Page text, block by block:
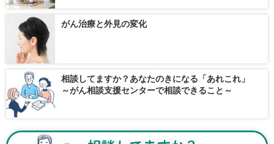
がん治療と外見の変化
相談してますか？あなたのきになる「あれこれ」
～がん相談支援センターで相談できること～